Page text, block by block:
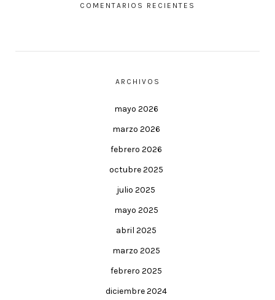
COMENTARIOS RECIENTES
ARCHIVOS
mayo 2026
marzo 2026
febrero 2026
octubre 2025
julio 2025
mayo 2025
abril 2025
marzo 2025
febrero 2025
diciembre 2024